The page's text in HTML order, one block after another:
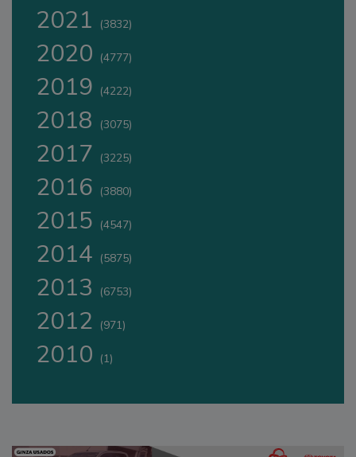
2021 (3832)
2020 (4777)
2019 (4222)
2018 (3075)
2017 (3225)
2016 (3880)
2015 (4547)
2014 (5875)
2013 (6753)
2012 (971)
2010 (1)